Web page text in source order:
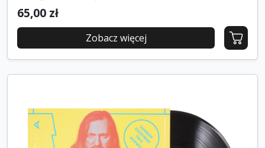
65,00 zł
Zobacz więcej